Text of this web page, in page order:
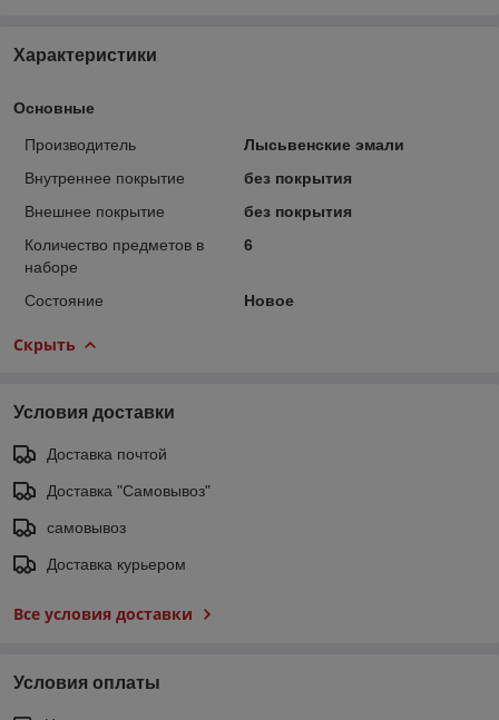
Характеристики
Основные
Производитель
Лысьвенские эмали
Внутреннее покрытие
без покрытия
Внешнее покрытие
без покрытия
Количество предметов в
наборе
6
Состояние Новое
Скрыть
Условия доставки
Доставка почтой
Доставка "Самовывоз"
самовывоз
Доставка курьером
Все условия доставки
Условия оплаты